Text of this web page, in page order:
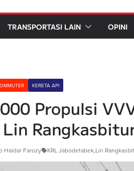
TRANSPORTASI LAIN OPINI
KERETA API
Propulsi
Haidar Farozy KRL Jabodetabek,Lin